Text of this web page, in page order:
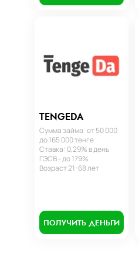
TENGEDA
Сумма займа: от 50 000
до 165 000 тенге
Ставка: 0,29% в день
ГЭСВ - до 179%
Возраст 21-68 лет
ПОЛУЧИТЬ ДЕНЬГИ